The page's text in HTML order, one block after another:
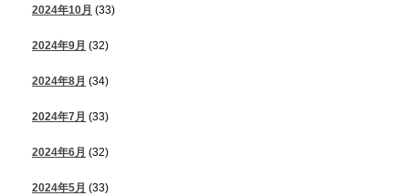
2024年10月 (33)
2024年9月 (32)
2024年8月 (34)
2024年7月 (33)
2024年6月 (32)
2024年5月 (33)